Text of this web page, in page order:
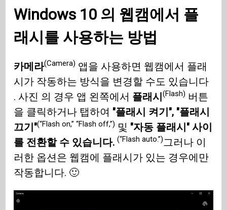
Windows 10 의 웹캠에서 플
래시를 사용하는 방법
카메라(Camera) 앱을 사용하면 웹캠에서 플래
시가 작동하는 방식을 변경할 수도 있습니다
. 사진 의 경우 앱 왼쪽에서 플래시(Flash) 버튼
을 클릭하거나 탭하여 "플래시 켜기", "플래시
끄기"(“Flash on,” “Flash off,”) 및 "자동 플래시" 사이
를 전환할 수 있습니다.(“Flash auto.”) 그러나 이
러한 옵션은 웹캠에 플래시가 있는 경우에만
작동합니다. 🙂